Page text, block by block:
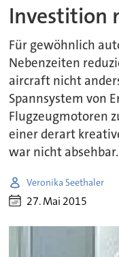
Investition
Für gewöhnlich
Nebenzeiten
aircraft nicht
Spannsystem von
Flugzeugmotoren
einer derart
war nicht absehbar.
Veronika Seethaler
27. Mai 2015